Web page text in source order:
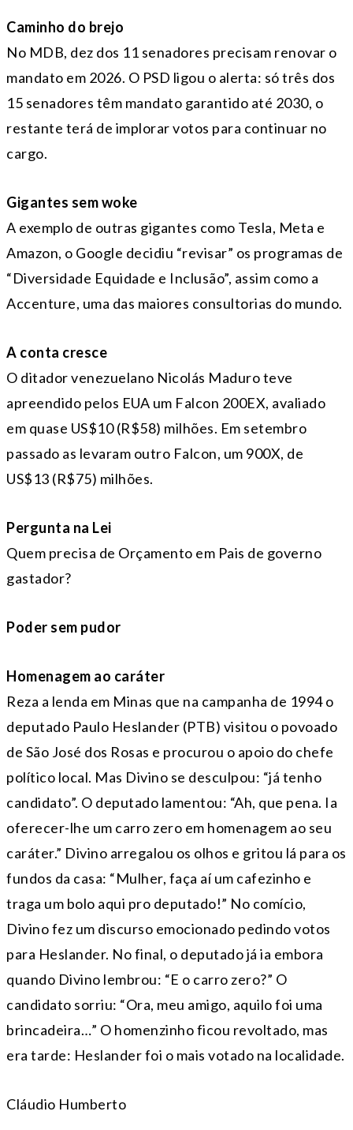
Caminho do brejo
No MDB, dez dos 11 senadores precisam renovar o
mandato em 2026. O PSD ligou o alerta: só três dos
15 senadores têm mandato garantido até 2030, o
restante terá de implorar votos para continuar no
cargo.
Gigantes sem woke
A exemplo de outras gigantes como Tesla, Meta e
Amazon, o Google decidiu “revisar” os programas de
“Diversidade Equidade e Inclusão”, assim como a
Accenture, uma das maiores consultorias do mundo.
A conta cresce
O ditador venezuelano Nicolás Maduro teve
apreendido pelos EUA um Falcon 200EX, avaliado
em quase US$10 (R$58) milhões. Em setembro
passado as levaram outro Falcon, um 900X, de
US$13 (R$75) milhões.
Pergunta na Lei
Quem precisa de Orçamento em Pais de governo
gastador?
Poder sem pudor
Homenagem ao caráter
Reza a lenda em Minas que na campanha de 1994 o
deputado Paulo Heslander (PTB) visitou o povoado
de São José dos Rosas e procurou o apoio do chefe
político local. Mas Divino se desculpou: “já tenho
candidato”. O deputado lamentou: “Ah, que pena. Ia
oferecer-lhe um carro zero em homenagem ao seu
caráter.” Divino arregalou os olhos e gritou lá para os
fundos da casa: “Mulher, faça aí um cafezinho e
traga um bolo aqui pro deputado!” No comício,
Divino fez um discurso emocionado pedindo votos
para Heslander. No final, o deputado já ia embora
quando Divino lembrou: “E o carro zero?” O
candidato sorriu: “Ora, meu amigo, aquilo foi uma
brincadeira…” O homenzinho ficou revoltado, mas
era tarde: Heslander foi o mais votado na localidade.
Cláudio Humberto